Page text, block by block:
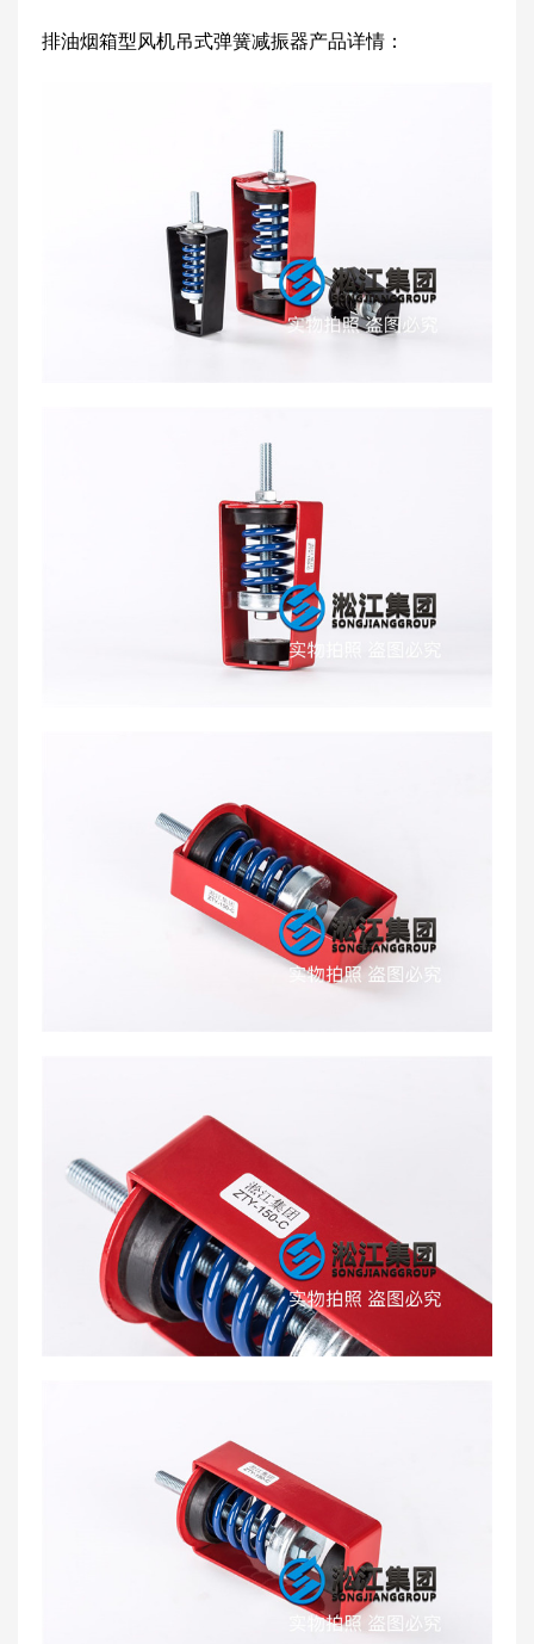
排油烟箱型风机吊式弹簧减振器产品详情：